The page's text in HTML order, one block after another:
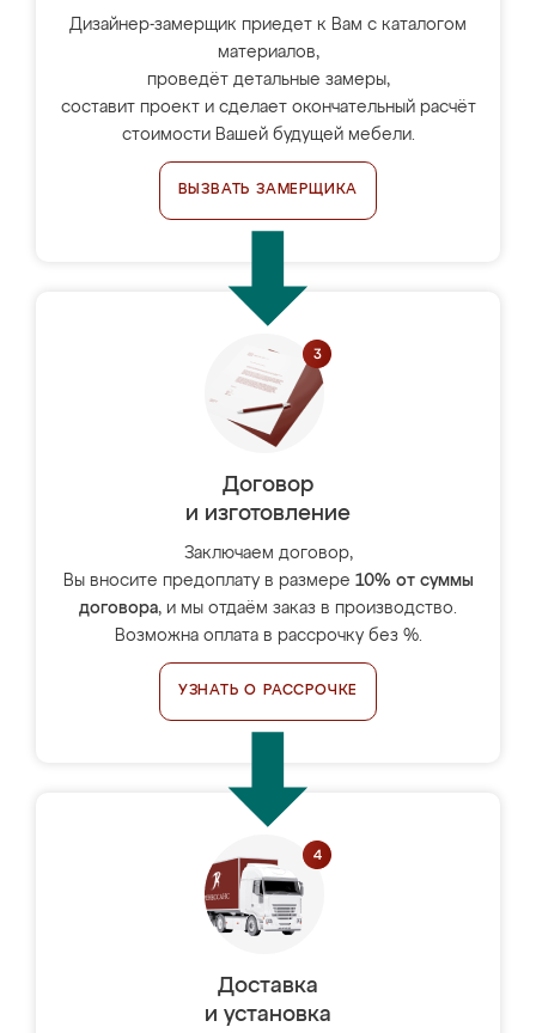
Дизайнер-замерщик приедет к Вам с каталогом
материалов,
проведёт детальные замеры,
составит проект и сделает окончательный расчёт
стоимости Вашей будущей мебели.
ВЫЗВАТЬ ЗАМЕРЩИКА
Договор
и изготовление
Заключаем договор,
Вы вносите предоплату в размере 10% от суммы
договора, и мы отдаём заказ в производство.
Возможна оплата в рассрочку без %.
УЗНАТЬ О РАССРОЧКЕ
Доставка
и установка